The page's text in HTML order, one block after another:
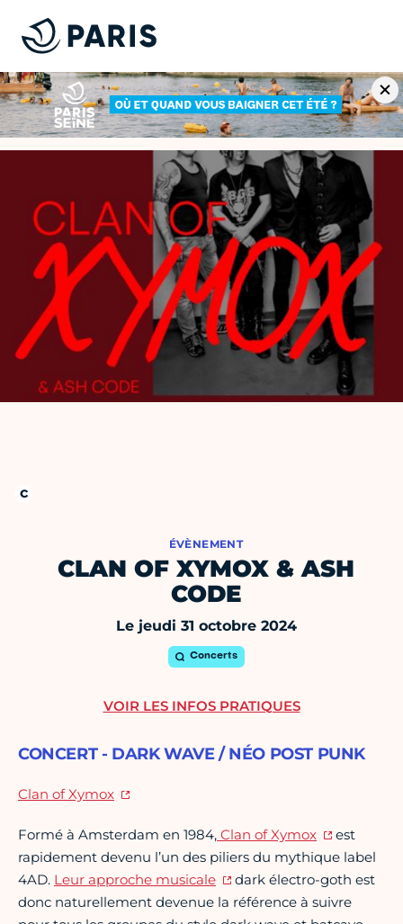
ÉVÈNEMENT
CLAN OF XYMOX & ASH
CODE
Le jeudi 31 octobre 2024
Concerts
CONCERT - DARK WAVE / NÉO POST PUNK
Clan of Xymox
Formé à Amsterdam en 1984, Clan of Xymox
est
rapidement devenu l’un des piliers du mythique label
4AD. Leur approche musicale
dark électro-goth est
donc naturellement devenue la référence à suivre
VOIR LES INFOS PRATIQUES